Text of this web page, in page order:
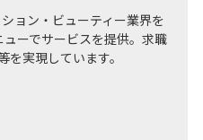
ョン・ビューティー業界を
ーでサービスを提供。求職
実現しています。